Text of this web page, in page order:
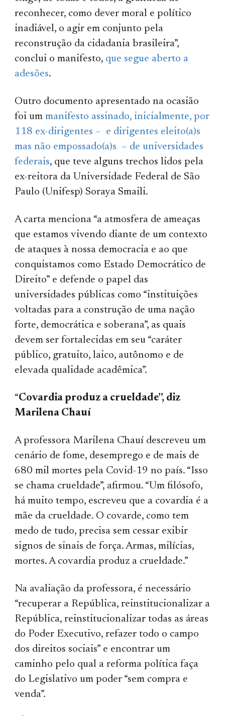
reconhecer, como dever moral e político
inadiável, o agir em conjunto pela
reconstrução da cidadania brasileira”,
conclui o manifesto, que segue aberto a
adesões.
Outro documento apresentado na ocasião
foi ummanifesto assinado, inicialmente, por
118 ex-dirigentes – e dirigentes eleito(a)s
mas não empossado(a)s – de universidades
federais, que teve alguns trechos lidos pela
ex-reitora da Universidade Federal de São
Paulo (Unifesp) Soraya Smaili.
A carta menciona “a atmosfera de ameaças
que estamos vivendo diante de um contexto
de ataques à nossa democracia e ao que
conquistamos como Estado Democrático de
Direito” e defende o papel das
universidades públicas como “instituições
voltadas para a construção de uma nação
forte, democrática e soberana”, as quais
devem ser fortalecidas em seu “caráter
público, gratuito, laico, autônomo e de
elevada qualidade acadêmica”.
“Covardia produz a crueldade”, diz
Marilena Chauí
A professora Marilena Chauí descreveu um
cenário de fome, desemprego e de mais de
680 mil mortes pela Covid-19 no país. “Isso
se chama crueldade”, afirmou. “Um filósofo,
há muito tempo, escreveu que a covardia é a
mãe da crueldade. O covarde, como tem
medo de tudo, precisa sem cessar exibir
signos de sinais de força. Armas, milícias,
mortes. A covardia produz a crueldade.”
Na avaliação da professora, é necessário
“recuperar a República, reinstitucionalizar a
República, reinstitucionalizar todas as áreas
do Poder Executivo, refazer todo o campo
dos direitos sociais” e encontrar um
caminho pelo qual a reforma política faça
do Legislativo um poder “sem compra e
venda”.